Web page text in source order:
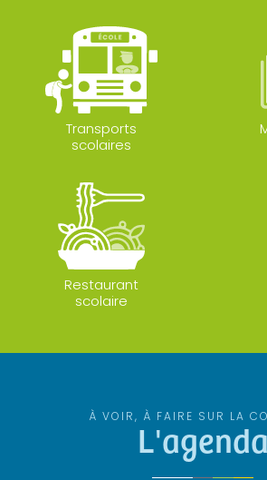
Transports
scolaires
Restaurant
scolaire
À VOIR, À FAIRE SUR LA
L'agenda